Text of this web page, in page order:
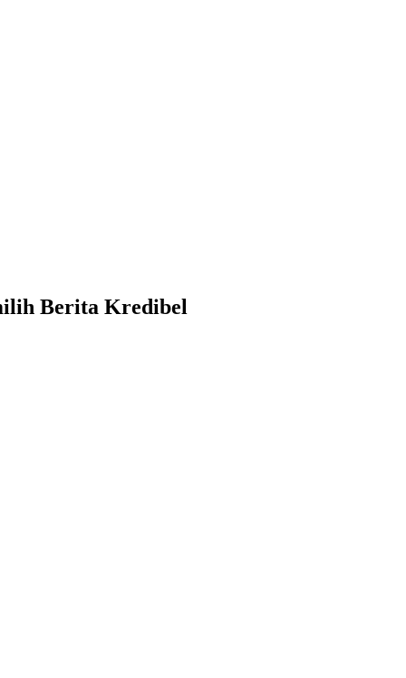
Berita Kredibel